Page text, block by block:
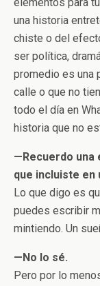
una historia
chiste o del
ser política,
promedio es una
calle o que no
todo el día en
historia que no
—Recuerdo una
que incluiste en
Lo que digo es
puedes escribir
mintiendo. Un
—No lo sé.
Pero por lo